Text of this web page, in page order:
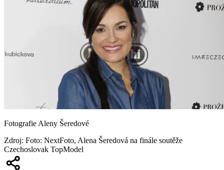
Fotografie Aleny Šeredové
Zdroj: Foto: NextFoto, Alena Šeredová na finále soutěže
Czechoslovak TopModel